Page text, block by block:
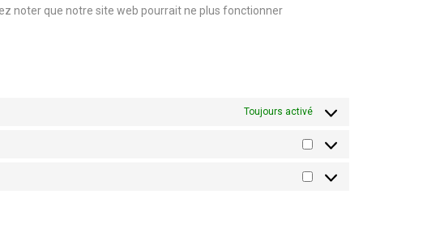
noter que notre site web pourrait ne plus fonctionner
Toujours activé